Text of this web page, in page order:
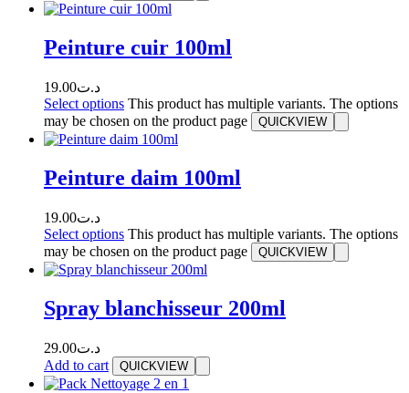
Peinture cuir 100ml
د.ت19.00
Select options This product has multiple variants. The options
may be chosen on the product page
QUICKVIEW
Peinture daim 100ml
د.ت19.00
Select options This product has multiple variants. The options
may be chosen on the product page
QUICKVIEW
Spray blanchisseur 200ml
د.ت29.00
Add to cart
QUICKVIEW